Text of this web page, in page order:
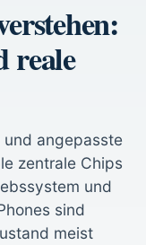
reale
und angepasste
zentrale Chips
und
sind
meist